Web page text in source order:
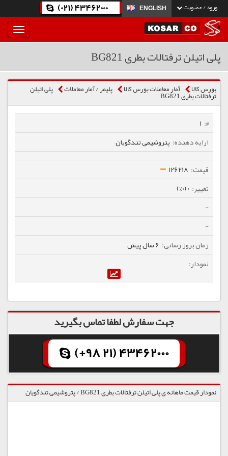
ورود / عضویت ENGLISH
(021) 43462000
بار
و
پلی اتیلن ترفتالات بطری BG821
بورس کالا آمار معاملات بورس کالا پلیمر / آمار معاملات پلی اتیلن
ترفتالات بطری BG821
1
پتروشیمی تندگویان
126218
0 (0%)
-
-
6 سال پیش
جهت سفارش لطفا تماس بگیرید
(+98 21) 43462000
نمودار قیمت ماهانه ی پلی اتیلن ترفتالات بطری BG821 / پتروشیمی تندگویان